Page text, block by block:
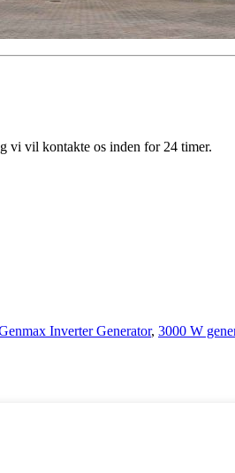
vi vil kontakte os inden for 24 timer.
Inverter Generator, 3000 W